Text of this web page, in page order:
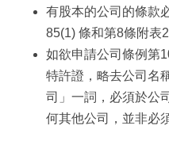
有股本的公司的條款
85(1) 條和第8條附表2
如欲申請公司條例第
特許證，略去公司名
司」一詞，必須於公
何其他公司，並非必